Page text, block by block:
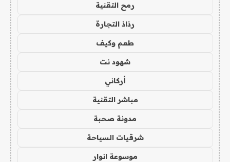
رمح التقنية
رذاذ التجارة
طعم وكيف
شهود نت
أركاني
مباشر التقنية
مدونة صحبة
شرقيات السياحة
موسوعة انوار